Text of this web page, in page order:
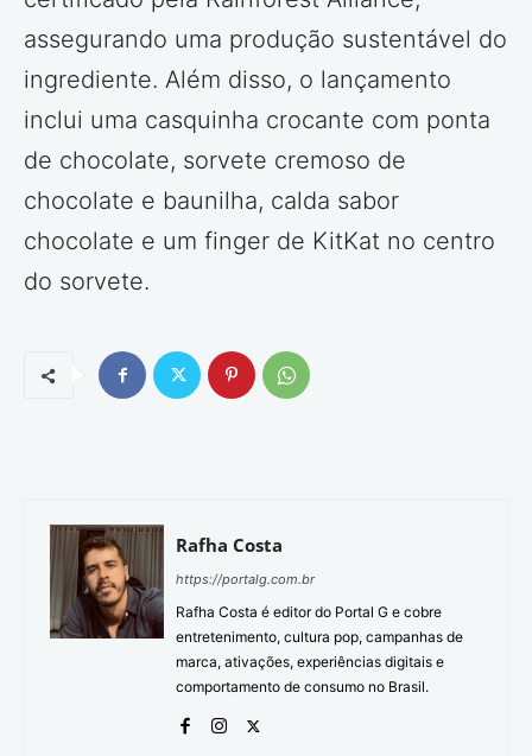
assegurando uma produção sustentável do
ingrediente. Além disso, o lançamento
inclui uma casquinha crocante com ponta
de chocolate, sorvete cremoso de
chocolate e baunilha, calda sabor
chocolate e um finger de KitKat no centro
do sorvete.
Rafha Costa
https://portalg.com.br
Rafha Costa é editor do Portal G e cobre
entretenimento, cultura pop, campanhas de
marca, ativações, experiências digitais e
comportamento de consumo no Brasil.